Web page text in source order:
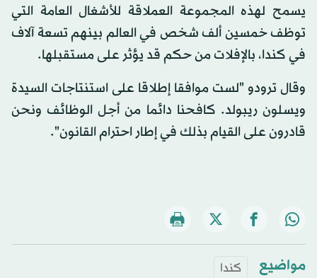
يسمح لهذه المجموعة العملاقة للأشغال العامة التي
توظف خمسين ألف شخص في العالم بينهم تسعة آلاف
في كندا، بالإفلات من حكم قد يؤثر على مستقبلها.
وقال ترودو "لست موافقا إطلاقا على استنتاجات السيدة
ويسلون ريبولد. كافحنا دائما من أجل الوظائف ونحن
قادرون على القيام بذلك في إطار احترام القانون".
مواضيع كندا